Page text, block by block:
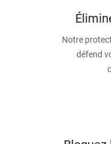
Notre
défend